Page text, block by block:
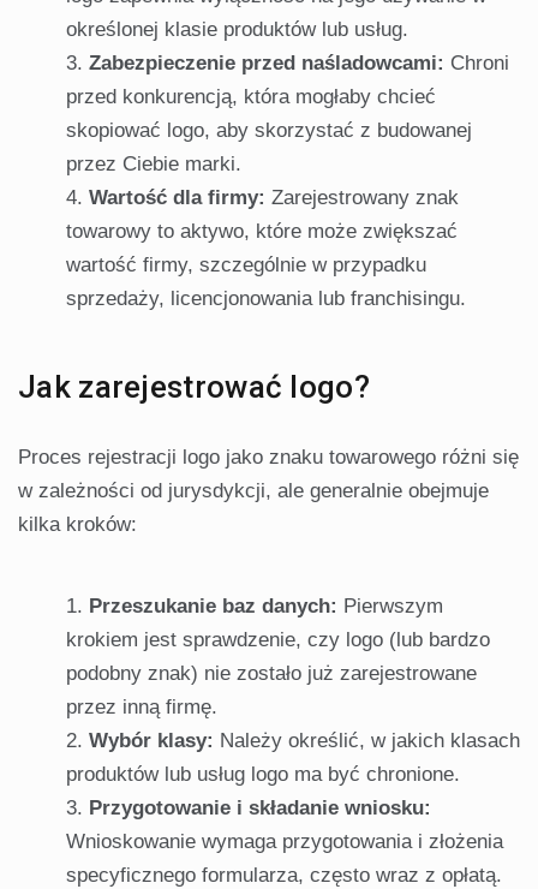
określonej klasie produktów lub usług.
Zabezpieczenie przed naśladowcami: Chroni
przed konkurencją, która mogłaby chcieć
skopiować logo, aby skorzystać z budowanej
przez Ciebie marki.
Wartość dla firmy: Zarejestrowany znak
towarowy to aktywo, które może zwiększać
wartość firmy, szczególnie w przypadku
sprzedaży, licencjonowania lub franchisingu.
Jak zarejestrować logo?
Proces rejestracji logo jako znaku towarowego różni się
w zależności od jurysdykcji, ale generalnie obejmuje
kilka kroków:
Przeszukanie baz danych: Pierwszym
krokiem jest sprawdzenie, czy logo (lub bardzo
podobny znak) nie zostało już zarejestrowane
przez inną firmę.
Wybór klasy: Należy określić, w jakich klasach
produktów lub usług logo ma być chronione.
Przygotowanie i składanie wniosku:
Wnioskowanie wymaga przygotowania i złożenia
specyficznego formularza, często wraz z opłatą.